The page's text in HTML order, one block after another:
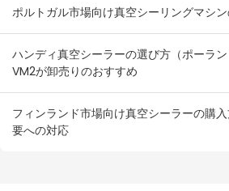
ポルトガル市場向け真空シーリングマシ
ハンディ真空シーラーの選び方（ポーラ
VM2が卸売りのおすすめ
フィンランド市場向け真空シーラーの購
要への対応